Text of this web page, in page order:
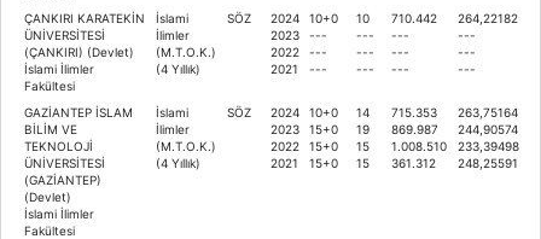
ÇANKIRI KARATEKİN
ÜNİVERSİTESİ
(ÇANKIRI) (Devlet)
İslami İlimler
Fakültesi
İslami
İlimler
(M.T.O.K.)
(4 Yıllık)
SÖZ
2024
2023
2022
2021
10+0
---
---
---
10
---
---
---
710.442
---
---
---
264,22182
---
---
---
GAZİANTEP İSLAM
BİLİM VE
TEKNOLOJİ
ÜNİVERSİTESİ
(GAZİANTEP)
(Devlet)
İslami İlimler
Fakültesi
İslami
İlimler
(M.T.O.K.)
(4 Yıllık)
SÖZ
2024
2023
2022
2021
10+0
15+0
15+0
15+0
14
19
15
15
715.353
869.987
1.008.510
361.312
263,75164
244,90574
233,39498
248,25591